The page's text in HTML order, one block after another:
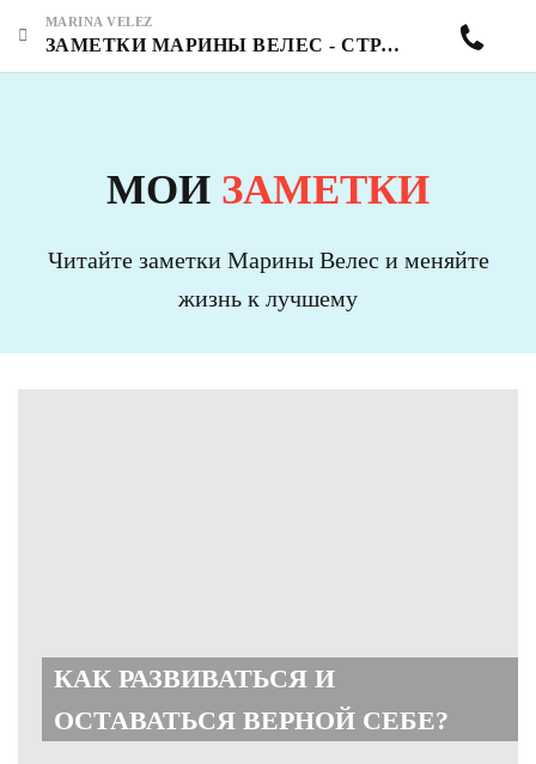
MARINA VELEZ
ЗАМЕТКИ МАРИНЫ ВЕЛЕС - СТРАНИЦА 7
МОИ ЗАМЕТКИ
Читайте заметки Марины Велес и меняйте
жизнь к лучшему
КАК РАЗВИВАТЬСЯ И
ОСТАВАТЬСЯ ВЕРНОЙ СЕБЕ?